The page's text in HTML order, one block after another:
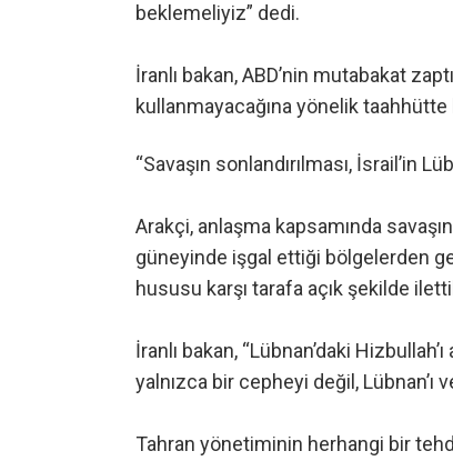
beklemeliyiz” dedi.
İranlı bakan, ABD’nin mutabakat
kullanmayacağına yönelik taahhütte
“Savaşın sonlandırılması, İsrail’in
Arakçi, anlaşma kapsamında savaşın
güneyinde işgal ettiği bölgelerden
hususu karşı tarafa açık şekilde
İranlı bakan, “Lübnan’daki
yalnızca bir cepheyi değil, Lübnan’ı
Tahran yönetiminin herhangi bir